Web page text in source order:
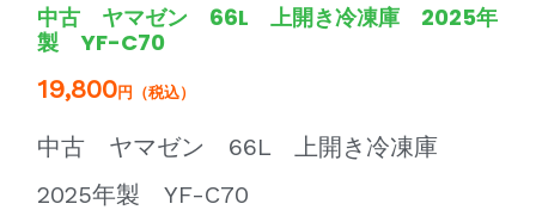
中古 ヤマゼン 66L 上開き冷凍庫 2025年
製 YF-C70
19,800円（税込）
中古 ヤマゼン 66L 上開き冷凍庫
2025年製 YF-C70